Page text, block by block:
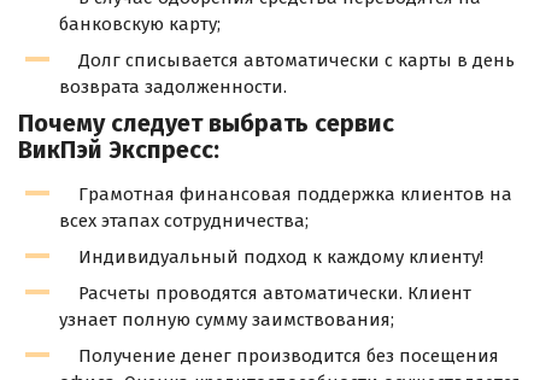
банковскую карту;
Долг списывается автоматически с карты в день
возврата задолженности.
Почему следует выбрать сервис
ВикПэй Экспресс:
Грамотная финансовая поддержка клиентов на
всех этапах сотрудничества;
Индивидуальный подход к каждому клиенту!
Расчеты проводятся автоматически. Клиент
узнает полную сумму заимствования;
Получение денег производится без посещения